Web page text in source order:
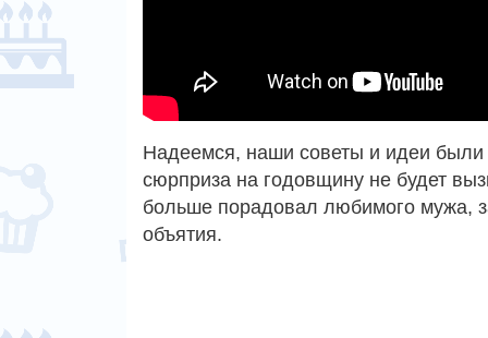
Надеемся, наши советы и идеи
сюрприза на годовщину не будет
больше порадовал любимого мужа,
объятия.